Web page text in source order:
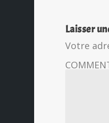
Laisser
Votre